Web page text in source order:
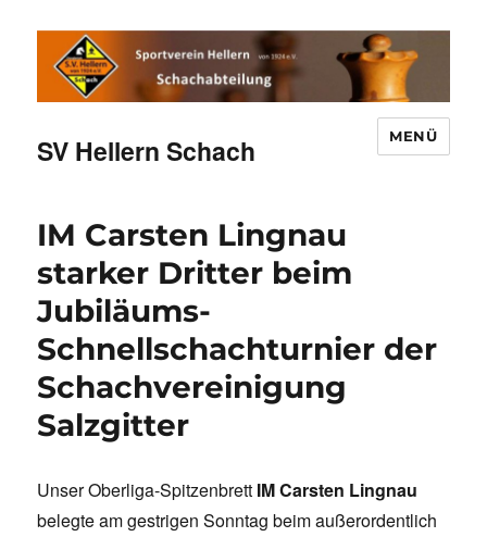
SV Hellern Schach MENÜ
IM Carsten Lingnau
starker Dritter beim
Jubiläums-
Schnellschachturnier der
Schachvereinigung
Salzgitter
Unser Oberliga-Spitzenbrett IM Carsten Lingnau
belegte am gestrigen Sonntag beim außerordentlich